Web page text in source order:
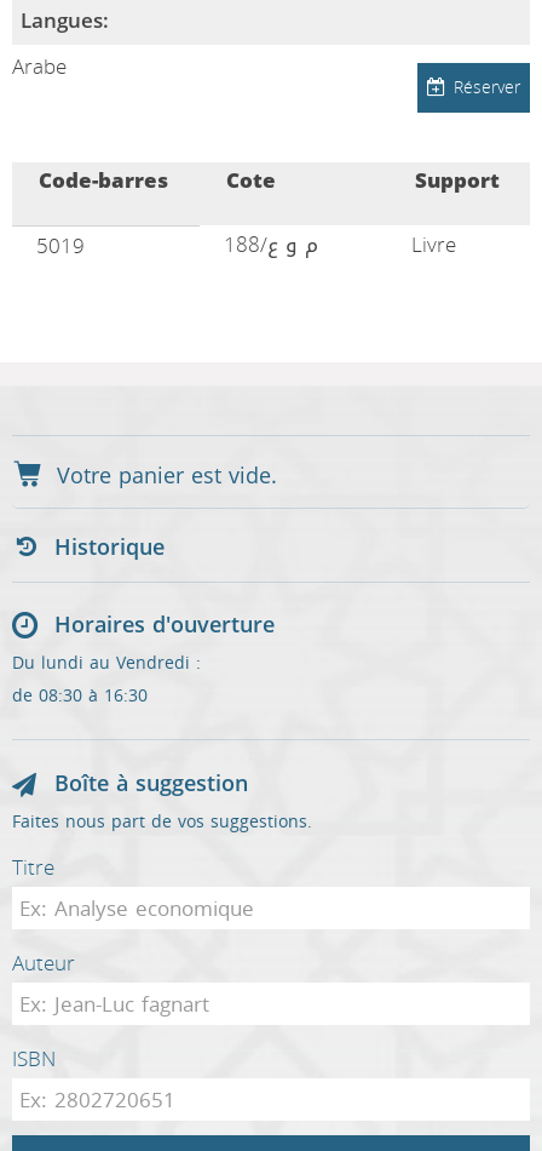
Langues:
Arabe
Réserver
Code-barres Cote
Support
5019
م و ع/188 Livre
Historique
Horaires d'ouverture
Du lundi au Vendredi :
de 08:30 à 16:30
Boîte à suggestion
Faites nous part de vos suggestions.
Titre
Auteur
ISBN